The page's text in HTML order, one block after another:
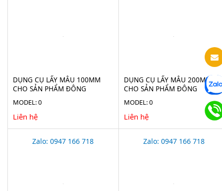
DỤNG CỤ LẤY MẪU 100MM
CHO SẢN PHẨM ĐÔNG
5323-0190
MODEL: 0
Liên hệ
DỤNG CỤ LẤY MẪU 200MM
CHO SẢN PHẨM ĐÔNG
5323-0200
MODEL: 0
Liên hệ
Zalo: 0947 166 718 Zalo: 0947 166 718